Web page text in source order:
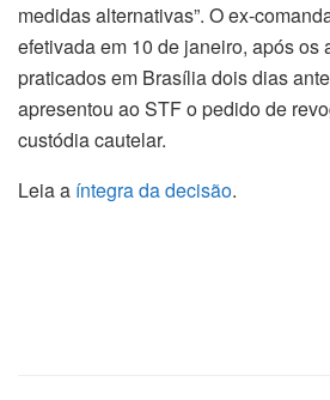
medidas alternativas”. O ex-
efetivada em 10 de janeiro, após os
praticados em Brasília dois dias
apresentou ao STF o pedido de
custódia cautelar.
Leia a íntegra da decisão.